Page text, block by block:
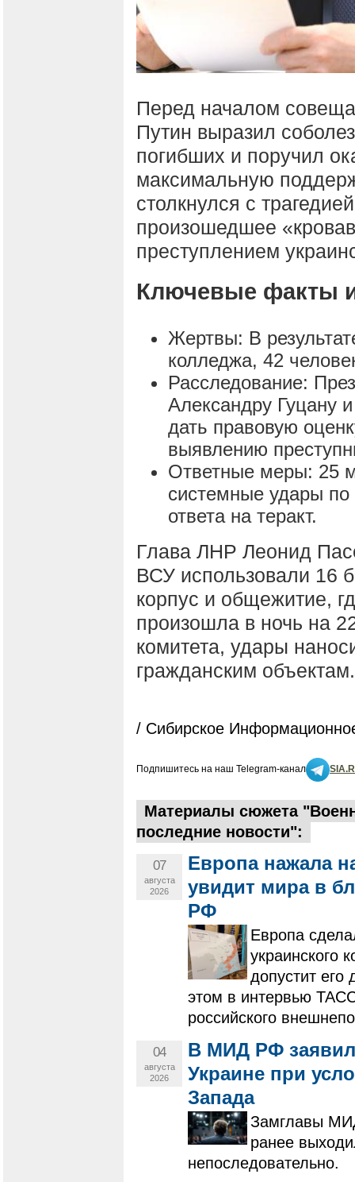
Перед началом
Путин выразил
погибших и поручил
максимальную
столкнулся с
произошедшее
преступлением
Ключевые факты
Жертвы: В
колледжа, 42
Расследование:
Александру Гуцану
дать правовую
выявлению
Ответные меры: 25
системные удары по
ответа на теракт.
Глава ЛНР Леонид
ВСУ использовали 16
корпус и общежитие,
произошла в ночь на
комитета, удары
гражданским объектам.
/ Сибирское
Подпишитесь на наш Telegram-канал
Материалы сюжета
последние новости":
07
августа
2026
Европа нажала
увидит мира в
РФ
Европа
украинского
допустит его
этом в интервью
российского
04
августа
2026
В МИД РФ
Украине при
Запада
Замглавы
ранее
непоследовательно.